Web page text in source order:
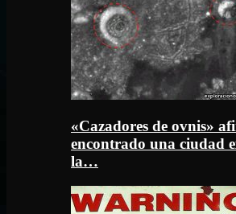
«Cazadores de ovnis»
encontrado una ciudad
la…